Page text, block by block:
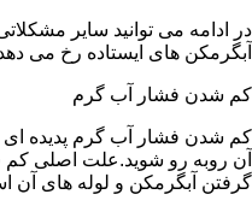
در ادامه می توانید سایر
آبگرمکن های ایستاده رخ می
کم شدن فشار آب گرم
کم شدن فشار آب گرم پدیده
آن روبه رو شوید.علت اصلی
گرفتن آبگرمکن و لوله های آن